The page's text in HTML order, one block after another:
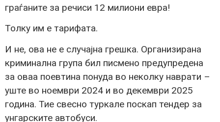
граѓаните за речиси 12 милиони евра!
Толку им е тарифата.
И не, ова не е случајна грешка. Организирана
криминална група бил писмено предупредена
за оваа поевтина понуда во неколку наврати –
уште во ноември 2024 и во декември 2025
година. Тие свесно туркале поскап тендер за
унгарските автобуси.